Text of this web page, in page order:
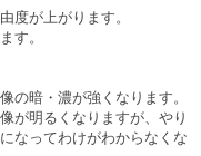
度が上がります。
す。
の暗・濃が強くなります。
が明るくなりますが、やり
なってわけがわからなくな